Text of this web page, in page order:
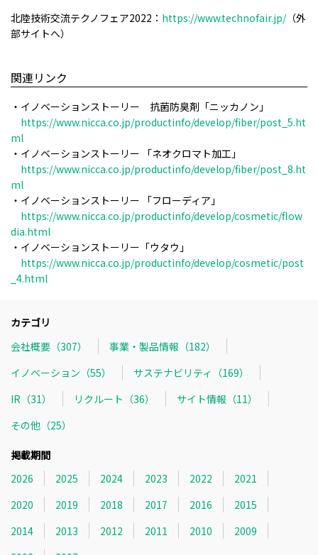
北陸技術交流テクノフェア2022： https://www.technofair.jp/（外
部サイトへ）
関連リンク
・イノベーションストーリー 抗菌防臭剤「ニッカノン」
https://www.nicca.co.jp/productinfo/develop/fiber/post_5.ht
ml
・イノベーションストーリー
「ネオクロマト加工」
https://www.nicca.co.jp/productinfo/develop/fiber/post_8.ht
ml
・イノベーションストーリー
「フローディア」
https://www.nicca.co.jp/productinfo/develop/cosmetic/flow
dia.html
・イノベーションストーリー「ウタウ」
https://www.nicca.co.jp/productinfo/develop/cosmetic/post
_4.html
カテゴリ
会社概要（307）
事業・製品情報（182）
イノベーション（55）
サステナビリティ（169）
IR（31）
リクルート（36）
サイト情報（11）
その他（25）
掲載期間
2026
2025 2024 2023 2022
2021
2020
2019 2018 2017 2016
2015
2014
2013 2012 2011 2010
2009